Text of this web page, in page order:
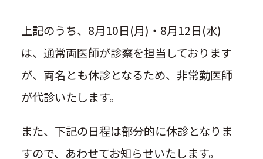
上記のうち、8月10日(月)・8月12日(水)
は、通常両医師が診察を担当しております
が、両名とも休診となるため、非常勤医師
が代診いたします。
また、下記の日程は部分的に休診となりま
すので、あわせてお知らせいたします。